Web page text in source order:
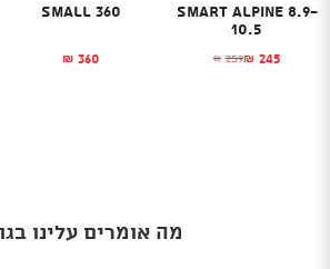
Smart Alpine 8.9-
10.5
₪ 259
המחיר המקורי היה: ₪259.₪ 245 המחיר הנוכחי הוא: ₪245.
Small 360
₪ 360
מה אומרים עלינו